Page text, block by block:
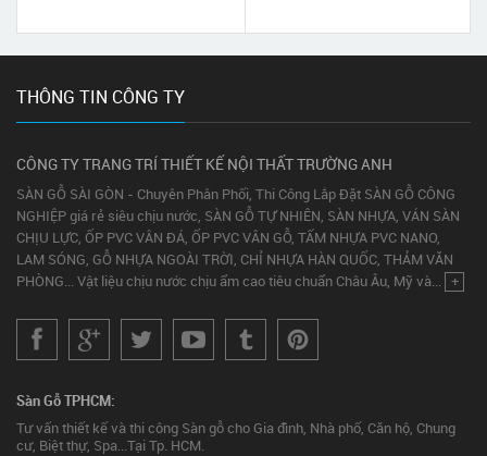
THÔNG TIN CÔNG TY
CÔNG TY TRANG TRÍ THIẾT KẾ NỘI THẤT TRƯỜNG ANH
SÀN GỖ SÀI GÒN - Chuyên Phân Phối, Thi Công Lắp Đặt SÀN GỖ CÔNG
NGHIỆP giá rẻ siêu chịu nước, SÀN GỖ TỰ NHIÊN, SÀN NHỰA, VÁN SÀN
CHỊU LỰC, ỐP PVC VÂN ĐÁ, ỐP PVC VÂN GỖ, TẤM NHỰA PVC NANO,
LAM SÓNG, GỖ NHỰA NGOÀI TRỜI, CHỈ NHỰA HÀN QUỐC, THẢM VĂN
PHÒNG... Vật liệu chịu nước chịu ẩm cao tiêu chuẩn Châu Âu, Mỹ và... +
Sàn Gỗ TPHCM:
Tư vấn thiết kế và thi công Sàn gỗ cho Gia đình, Nhà phố, Căn hộ, Chung
cư, Biệt thự, Spa...Tại Tp. HCM.